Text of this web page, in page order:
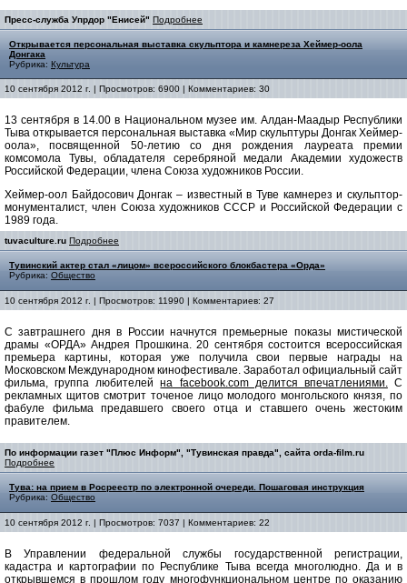
Пресс-служба Упрдор "Енисей" Подробнее
Открывается персональная выставка скульптора и камнереза Хеймер-оола
Донгака
Рубрика: Культура
10 сентября 2012 г. | Просмотров: 6900 | Комментариев: 30
13 сентября в 14.00 в Национальном музее им. Алдан-Маадыр Республики
Тыва открывается персональная выставка «Мир скульптуры Донгак Хеймер-
оола», посвященной 50-летию со дня рождения лауреата премии
комсомола Тувы, обладателя серебряной медали Академии художеств
Российской Федерации, члена Союза художников России.
Хеймер-оол Байдосович Донгак – известный в Туве камнерез и скульптор-
монументалист, член Союза художников СССР и Российской Федерации с
1989 года.
tuvaculture.ru Подробнее
Тувинский актер стал «лицом» всероссийского блокбастера «Орда»
Рубрика: Общество
10 сентября 2012 г. | Просмотров: 11990 | Комментариев: 27
С завтрашнего дня в России начнутся премьерные показы мистической
драмы «ОРДА» Андрея Прошкина. 20 сентября состоится всероссийская
премьера картины, которая уже получила свои первые награды на
Московском Международном кинофестивале. Заработал официальный сайт
фильма, группа любителейна facebook.com делится впечатлениями.С
рекламных щитов смотрит точеное лицо молодого монгольского князя, по
фабуле фильма предавшего своего отца и ставшего очень жестоким
правителем.
По информации газет "Плюс Информ", "Тувинская правда", сайта orda-film.ru
Подробнее
Тува: на прием в Росреестр по электронной очереди. Пошаговая инструкция
Рубрика: Общество
10 сентября 2012 г. | Просмотров: 7037 | Комментариев: 22
В Управлении федеральной службы государственной регистрации,
кадастра и картографии по Республике Тыва всегда многолюдно. Да и в
открывшемся в прошлом году многофункциональном центре по оказанию